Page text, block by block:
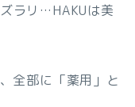
ラリ…HAKUは美
全部に「薬用」と